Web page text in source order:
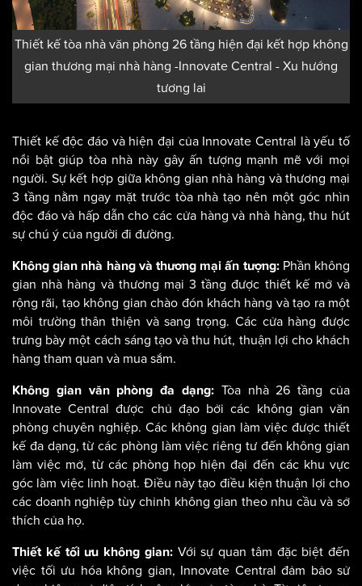
Thiết kế tòa nhà văn phòng 26 tầng hiện đại kết hợp không
gian thương mại nhà hàng -Innovate Central - Xu hướng
tương lai
Thiết kế độc đáo và hiện đại của Innovate Central là yếu tố
nổi bật giúp tòa nhà này gây ấn tượng mạnh mẽ với mọi
người. Sự kết hợp giữa không gian nhà hàng và thương mại
3 tầng nằm ngay mặt trước tòa nhà tạo nên một góc nhìn
độc đáo và hấp dẫn cho các cửa hàng và nhà hàng, thu hút
sự chú ý của người đi đường.
Không gian nhà hàng và thương mại ấn tượng:Phần không
gian nhà hàng và thương mại 3 tầng được thiết kế mở và
rộng rãi, tạo không gian chào đón khách hàng và tạo ra một
môi trường thân thiện và sang trọng. Các cửa hàng được
trưng bày một cách sáng tạo và thu hút, thuận lợi cho khách
hàng tham quan và mua sắm.
Không gian văn phòng đa dạng: Tòa nhà 26 tầng của
Innovate Central được chủ đạo bởi các không gian văn
phòng chuyên nghiệp. Các không gian làm việc được thiết
kế đa dạng, từ các phòng làm việc riêng tư đến không gian
làm việc mở, từ các phòng họp hiện đại đến các khu vực
góc làm việc linh hoạt. Điều này tạo điều kiện thuận lợi cho
các doanh nghiệp tùy chỉnh không gian theo nhu cầu và sở
thích của họ.
Thiết kế tối ưu không gian:Với sự quan tâm đặc biệt đến
việc tối ưu hóa không gian, Innovate Central đảm bảo sử